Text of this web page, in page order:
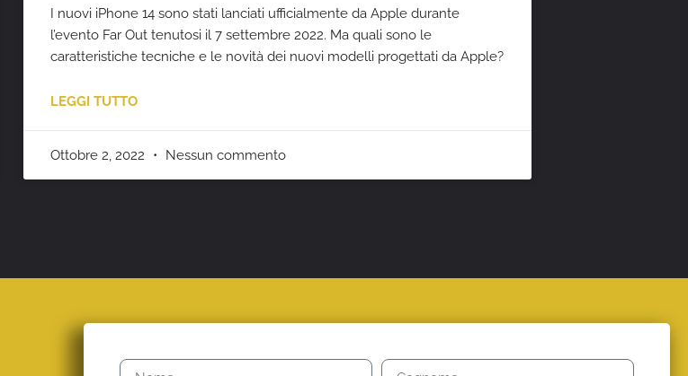
I nuovi iPhone 14 sono stati lanciati ufficialmente da Apple durante
l’evento Far Out tenutosi il 7 settembre 2022. Ma quali sono le
caratteristiche tecniche e le novità dei nuovi modelli progettati da Apple?
LEGGI TUTTO
Ottobre 2, 2022 Nessun commento